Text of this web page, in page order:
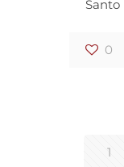
Santo
0
1